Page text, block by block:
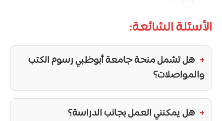
الأسئلة الشائعة:
هل تشمل منحة جامعة أبوظبيرسوم الكتب
والمواصلات؟
هل يمكنني العمل بجانب الدراسة؟